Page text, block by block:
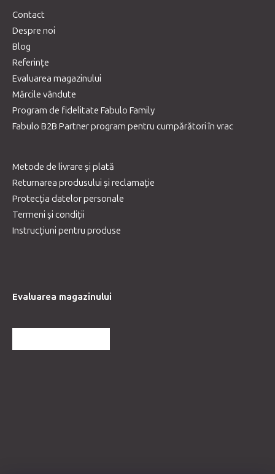
Contact
Despre noi
Blog
Referințe
Evaluarea magazinului
Mărcile vândute
Program de fidelitate Fabulo Family
Fabulo B2B Partner program pentru cumpărători în vrac
Metode de livrare și plată
Returnarea produsului și reclamație
Protecția datelor personale
Termeni și condiții
Instrucțiuni pentru produse
Evaluarea magazinului